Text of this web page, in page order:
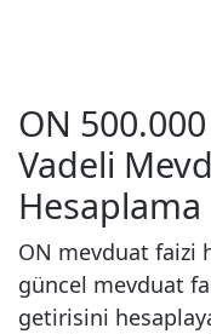
ON
Vadeli
Hesaplama
ON mevduat faizi
güncel mevduat
getirisini